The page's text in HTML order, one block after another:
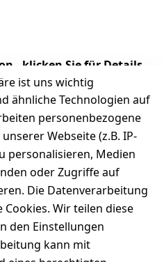
- klicken Sie für Details
ist uns wichtig
ähnliche Technologien auf
personenbezogene
Webseite (z.B. IP-
personalisieren, Medien
oder Zugriffe auf
Die Datenverarbeitung
Wir teilen diese
den Einstellungen
kann mit